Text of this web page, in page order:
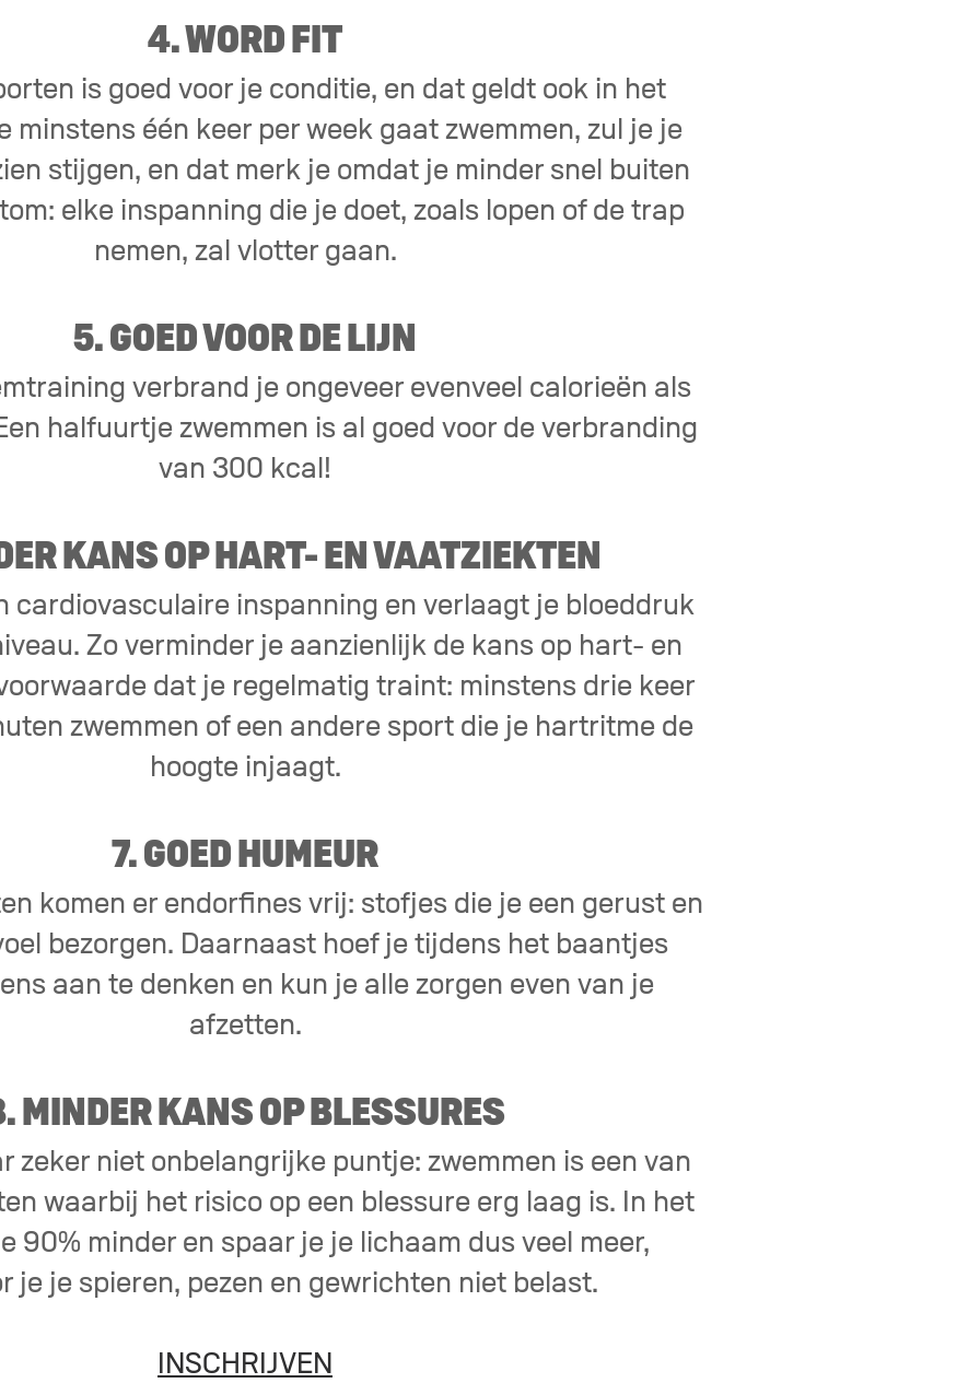
4. WORD FIT
is goed voor je conditie, en dat geldt ook in het
minstens één keer per week gaat zwemmen, zul je je
stijgen, en dat merk je omdat je minder snel buiten
elke inspanning die je doet, zoals lopen of de trap
nemen, zal vlotter gaan.
5. GOED VOOR DE LIJN
verbrand je ongeveer evenveel calorieën als
halfuurtje zwemmen is al goed voor de verbranding
van 300 kcal!
KANS OP HART- EN VAATZIEKTEN
cardiovasculaire inspanning en verlaagt je bloeddruk
Zo verminder je aanzienlijk de kans op hart- en
dat je regelmatig traint: minstens drie keer
zwemmen of een andere sport die je hartritme de
hoogte injaagt.
7. GOED HUMEUR
komen er endorfines vrij: stofjes die je een gerust en
bezorgen. Daarnaast hoef je tijdens het baantjes
aan te denken en kun je alle zorgen even van je
afzetten.
MINDER KANS OP BLESSURES
zeker niet onbelangrijke puntje: zwemmen is een van
waarbij het risico op een blessure erg laag is. In het
90% minder en spaar je je lichaam dus veel meer,
je je spieren, pezen en gewrichten niet belast.
INSCHRIJVEN